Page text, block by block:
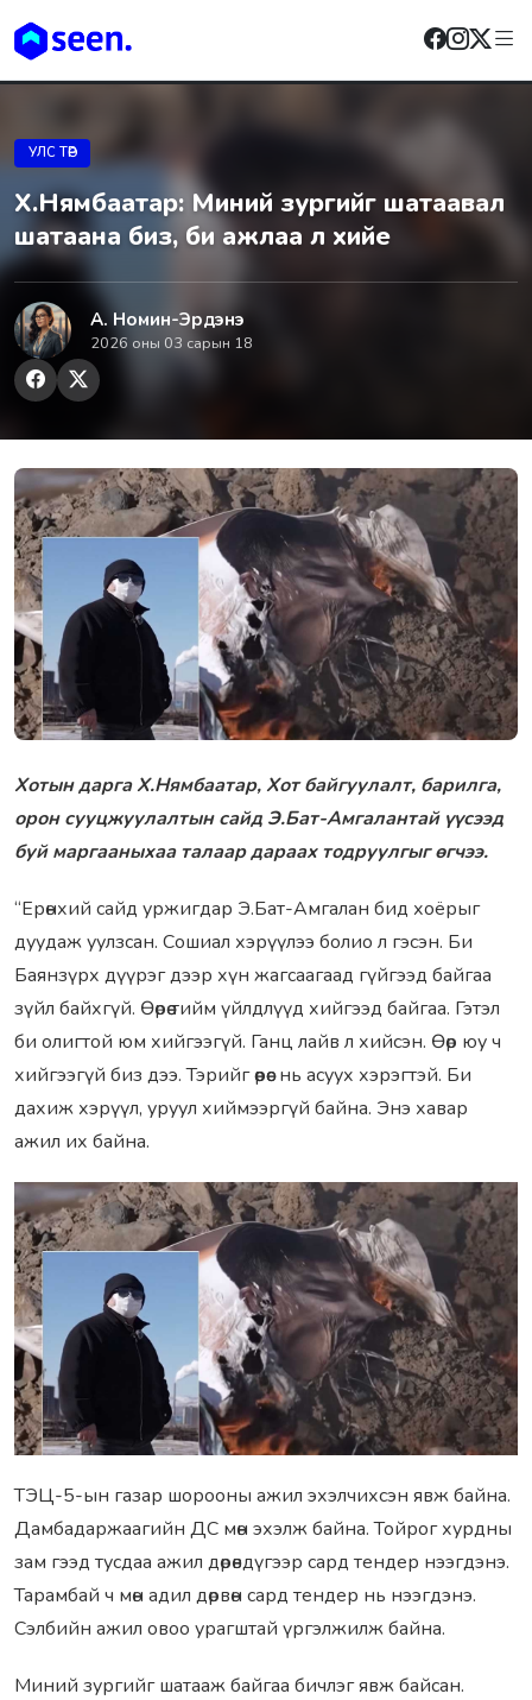
УЛС ТӨР
Х.Нямбаатар: Миний зургийг шатаавал
шатаана биз, би ажлаа л хийе
А. Номин-Эрдэнэ
2026 оны 03 сарын 18
Хотын дарга Х.Нямбаатар, Хот байгуулалт, барилга,
орон сууцжуулалтын сайд Э.Бат-Амгалантай үүсээд
буй маргааныхаа талаар дараах тодруулгыг өгчээ.
“Ерөнхий сайд уржигдар Э.Бат-Амгалан бид хоёрыг
дуудаж уулзсан. Сошиал хэрүүлээ болио л гэсэн. Би
Баянзүрх дүүрэг дээр хүн жагсаагаад гүйгээд байгаа
зүйл байхгүй. Өөрөө тийм үйлдлүүд хийгээд байгаа. Гэтэл
би олигтой юм хийгээгүй. Ганц лайв л хийсэн. Өөр юу ч
хийгээгүй биз дээ. Тэрийг өөрөөс нь асуух хэрэгтэй. Би
дахиж хэрүүл, уруул хиймээргүй байна. Энэ хавар
ажил их байна.
ТЭЦ-5-ын газар шорооны ажил эхэлчихсэн явж байна.
Дамбадаржаагийн ДС мөн эхэлж байна. Тойрог хурдны
зам гээд тусдаа ажил дөрөвдүгээр сард тендер нээгдэнэ.
Тарамбай ч мөн адил дөрвөн сард тендер нь нээгдэнэ.
Сэлбийн ажил овоо урагштай үргэлжилж байна.
Миний зургийг шатааж байгаа бичлэг явж байсан.